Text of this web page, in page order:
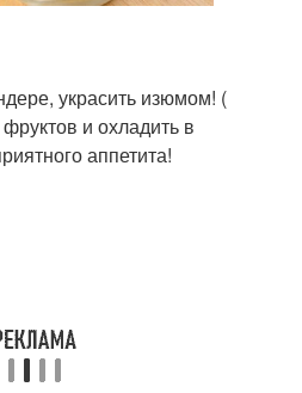
украсить изюмом! (
и охладить в
аппетита!